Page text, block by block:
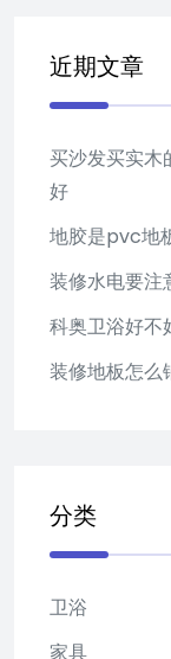
近期文章
买沙发买实木
好
地胶是pvc地
装修水电要
科奥卫浴好
装修地板怎
分类
卫浴
家具